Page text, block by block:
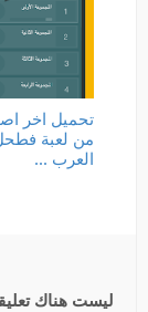
تحميل اخر
من لعبة
العرب ...
ليست هناك